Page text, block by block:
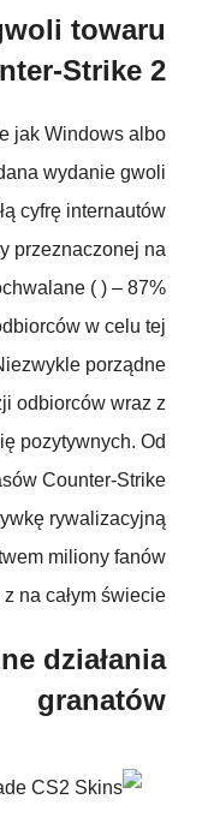
towaru
Strike 2
jak Windows albo
wydanie gwoli
cyfrę internautów
przeznaczonej na
( ) – 87%
w celu tej
porządne
odbiorców wraz z
pozytywnych. Od
Counter-Strike
rywalizacyjną
miliony fanów
na całym świecie.
działania
granatów